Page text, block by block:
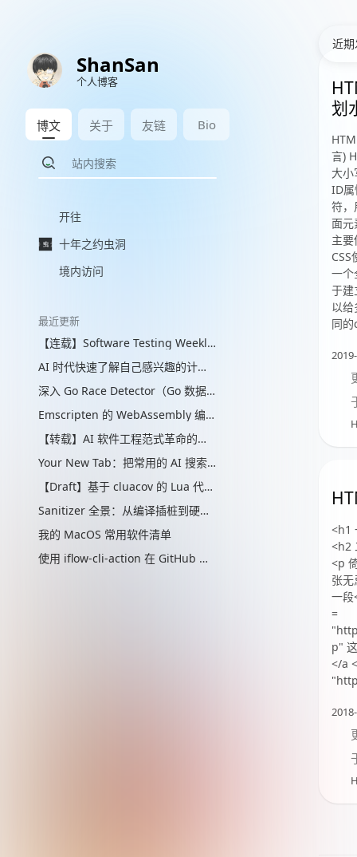
ShanSan
个人博客
博文 关于 友链 Bio
开往
十年之约虫洞
境内访问
最近更新
【连载】Software Testing Weekly 图文解读 with VLM
AI 时代快速了解自己感兴趣的计算机辅助的“制作工艺”管线
深入 Go Race Detector（Go 数据竞争检测器）：从编译器插桩到 ThreadSanitizer 运行时
Emscripten 的 WebAssembly 编译实现解析
【转载】AI 软件工程范式革命的思考
Your New Tab：把常用的 AI 搜索放进新标签页
【Draft】基于 cluacov 的 Lua 代码分支覆盖率统计：从行级近似到指令级精确
Sanitizer 全景：从编译插桩到硬件标签的内存安全检测演进
我的 MacOS 常用软件清单
使用 iflow-cli-action 在 GitHub 与 Qwen3-Coder、Kimi K2 一起快速提升你的生产力
近
划
言)
大小
ID属
符，
面元
主
一个
于建
以
同
<h1
<h2
<p
张
一
=
p"
</a